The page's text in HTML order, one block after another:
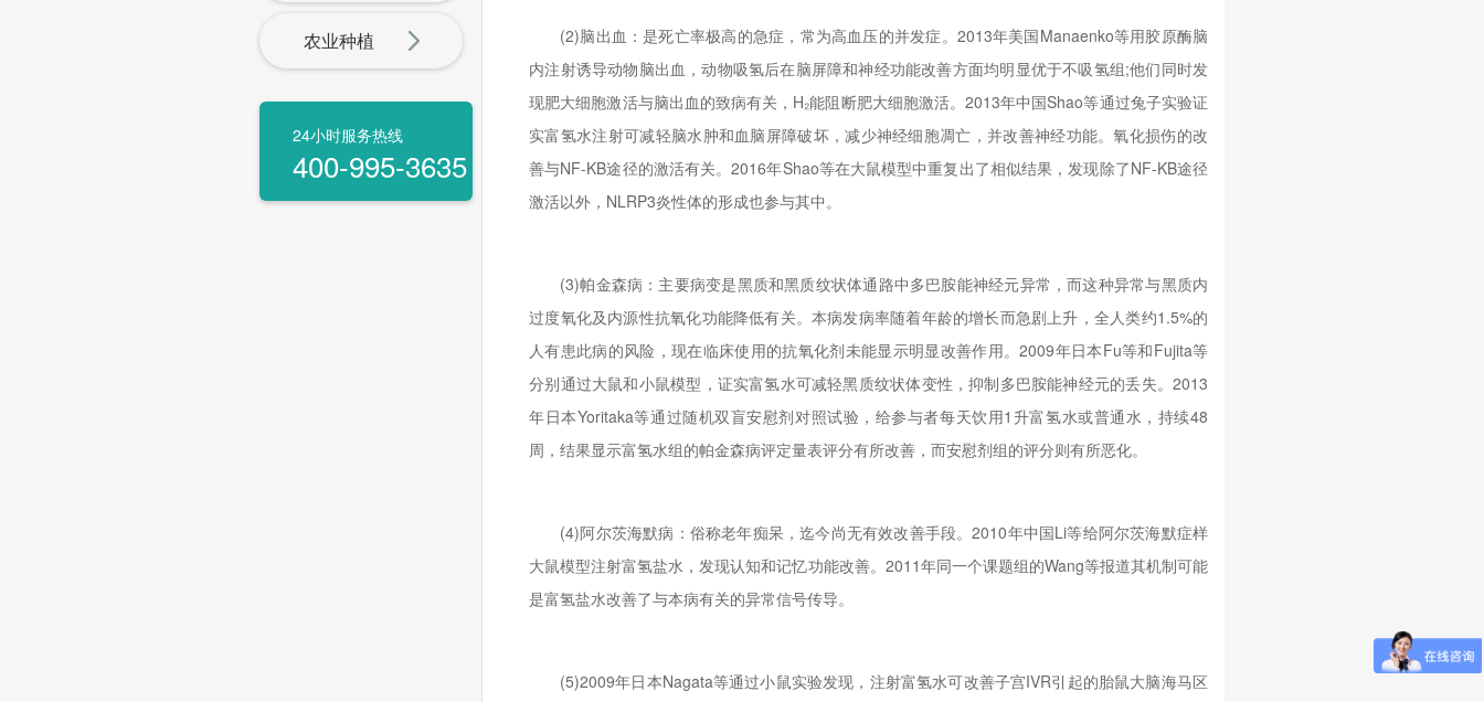
农业种植
24小时服务热线
400-995-3635
(2)脑出血：是死亡率极高的急症，常为高血压的并发症。2013年美国Manaenko等用胶原酶脑
内注射诱导动物脑出血，动物吸氢后在脑屏障和神经功能改善方面均明显优于不吸氢组;他们同时发
现肥大细胞激活与脑出血的致病有关，H₂能阻断肥大细胞激活。2013年中国Shao等通过兔子实验证
实富氢水注射可减轻脑水肿和血脑屏障破坏，减少神经细胞凋亡，并改善神经功能。氧化损伤的改
善与NF-KB途径的激活有关。2016年Shao等在大鼠模型中重复出了相似结果，发现除了NF-KB途径
激活以外，NLRP3炎性体的形成也参与其中。
(3)帕金森病：主要病变是黑质和黑质纹状体通路中多巴胺能神经元异常，而这种异常与黑质内
过度氧化及内源性抗氧化功能降低有关。本病发病率随着年龄的增长而急剧上升，全人类约1.5%的
人有患此病的风险，现在临床使用的抗氧化剂未能显示明显改善作用。2009年日本Fu等和Fujita等
分别通过大鼠和小鼠模型，证实富氢水可减轻黑质纹状体变性，抑制多巴胺能神经元的丢失。2013
年日本Yoritaka等通过随机双盲安慰剂对照试验，给参与者每天饮用1升富氢水或普通水，持续48
周，结果显示富氢水组的帕金森病评定量表评分有所改善，而安慰剂组的评分则有所恶化。
(4)阿尔茨海默病：俗称老年痴呆，迄今尚无有效改善手段。2010年中国Li等给阿尔茨海默症样
大鼠模型注射富氢盐水，发现认知和记忆功能改善。2011年同一个课题组的Wang等报道其机制可能
是富氢盐水改善了与本病有关的异常信号传导。
(5)2009年日本Nagata等通过小鼠实验发现，注射富氢水可改善子宫IVR引起的胎鼠大脑海马区